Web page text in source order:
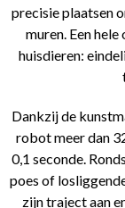
precisie plaatsen
muren. Een
huisdieren:
Dankzij de
robot meer dan
0,1 seconde.
poes of
zijn traject aan